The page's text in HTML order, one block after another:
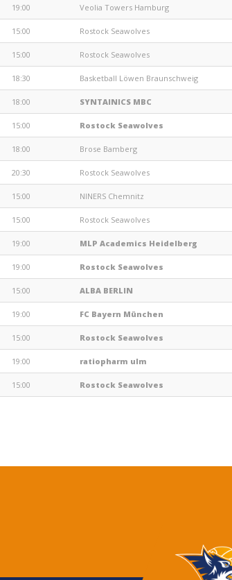
19:00 Veolia Towers Hamburg
15:00 Rostock Seawolves
15:00 Rostock Seawolves
18:30 Basketball Löwen Braunschweig
18:00 SYNTAINICS MBC
15:00 Rostock Seawolves
18:00 Brose Bamberg
20:30 Rostock Seawolves
15:00 NINERS Chemnitz
15:00 Rostock Seawolves
19:00 MLP Academics Heidelberg
19:00 Rostock Seawolves
15:00 ALBA BERLIN
19:00 FC Bayern München
15:00 Rostock Seawolves
19:00 ratiopharm ulm
15:00 Rostock Seawolves